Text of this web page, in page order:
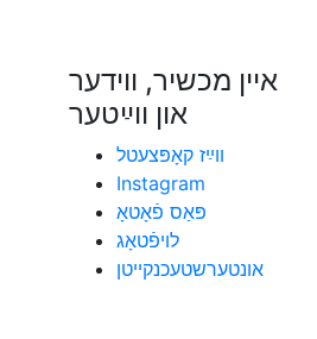
אײן מכשיר, װידער
און װײַטער
װײַז קאָפּצעטל
Instagram
פּאַס פֿאָטאָ
לױפֿטאָג
אונטערשטעכנקייטן